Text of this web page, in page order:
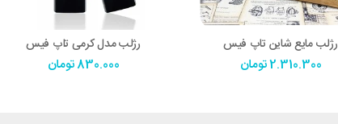
رژلب مایع شاین تاپ فیس
تومان2.310.300
رژلب مدل کرمی تاپ فیس
تومان830.000